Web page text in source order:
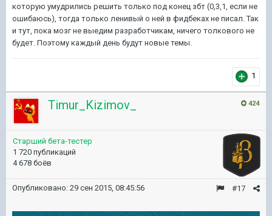
которую умудрились решить только под конец збт (0,3,1, если не
ошибаюсь), тогда только ленивый о ней в фидбеках не писал. Так
и тут, пока мозг не выедим разработчикам, ничего толкового не
будет. Поэтому каждый день будут новые темы.
1
424
Timur_Kizimov_
Старший бета-тестер
1 720 публикаций
4 678 боёв
#17
Опубликовано: 29 сен 2015, 08:45:56